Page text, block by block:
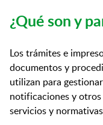
¿Qué son y
Los trámites e
documentos y
utilizan para
notificaciones y
servicios y